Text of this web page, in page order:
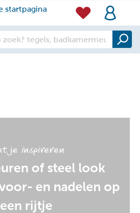
je inspireren
of steel look
en nadelen op
een rijtje